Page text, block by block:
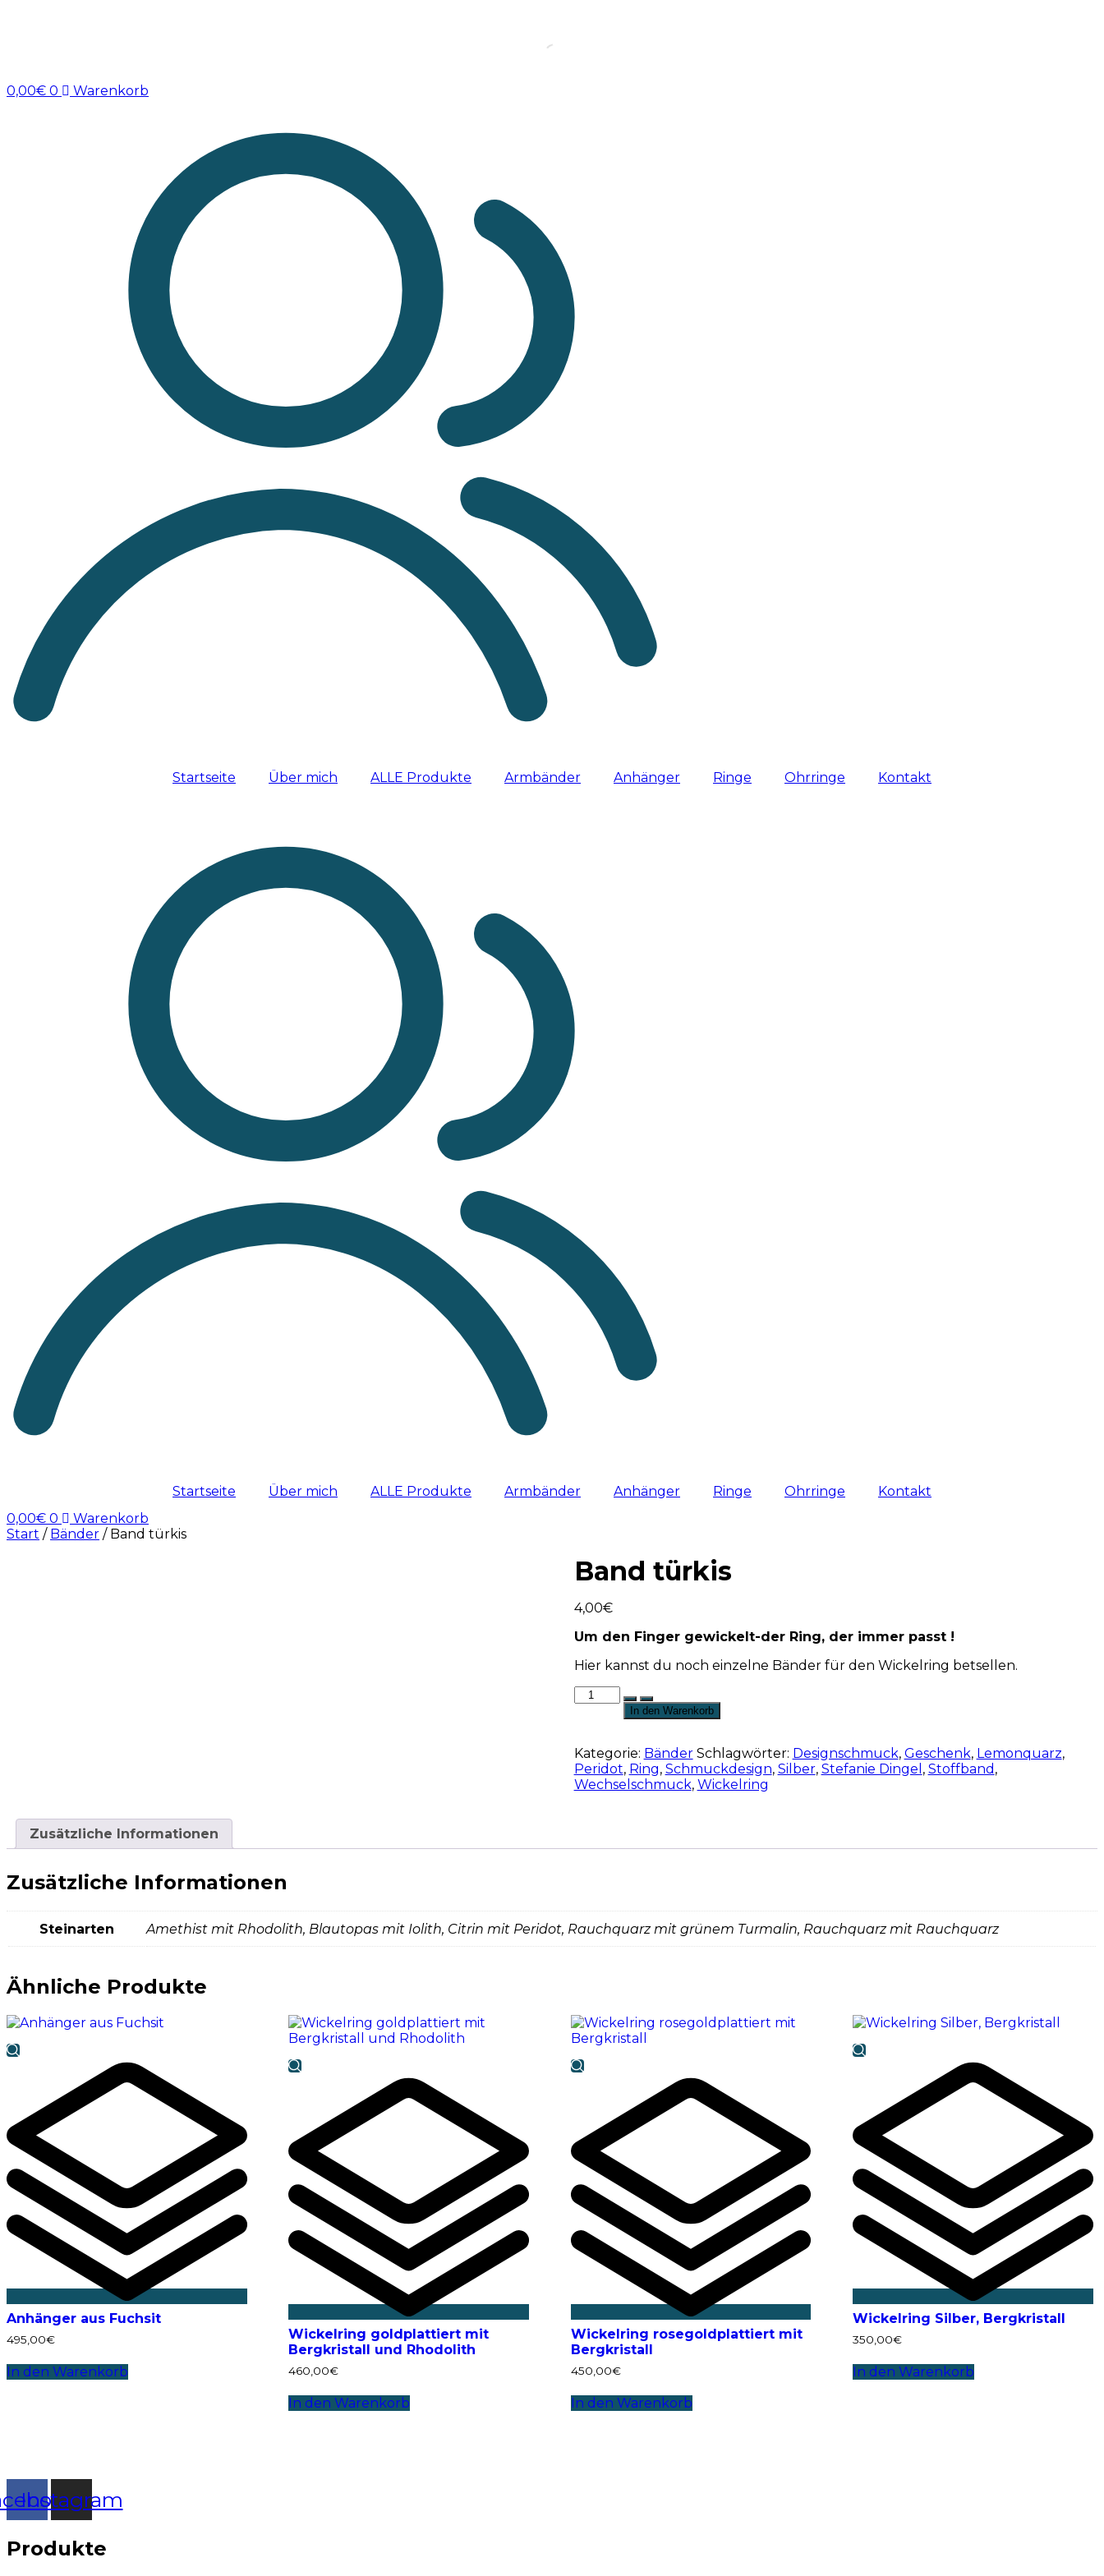
0,00€ 0 Warenkorb
Startseite Über mich ALLE Produkte Armbänder Anhänger Ringe Ohrringe Kontakt
Startseite Über mich ALLE Produkte Armbänder Anhänger Ringe Ohrringe
Kontakt
0,00€ 0
Warenkorb
Start / Bänder / Band türkis
Band türkis
4,00€
Um den Finger gewickelt-der Ring, der immer passt !
Hier kannst du noch einzelne Bänder für den Wickelring betsellen.
Band
türkis
In den Warenkorb
Kategorie: Bänder Schlagwörter: Designschmuck, Geschenk, Lemonquarz,
Peridot, Ring, Schmuckdesign, Silber, Stefanie Dingel , Stoffband ,
Wechselschmuck, Wickelring
Zusätzliche Informationen
Zusätzliche Informationen
Steinarten Amethist mit Rhodolith, Blautopas mit Iolith, Citrin mit Peridot, Rauchquarz mit grünem Turmalin, Rauchquarz mit Rauchquarz
Ähnliche Produkte
Anhänger aus Fuchsit
495,00€
In den Warenkorb
Wickelring goldplattiert mit
Bergkristall und Rhodolith
460,00€
In den Warenkorb
Wickelring rosegoldplattiert mit
Bergkristall
450,00€
In den Warenkorb
Wickelring Silber, Bergkristall
350,00€
In den Warenkorb
Instagram
Produkte